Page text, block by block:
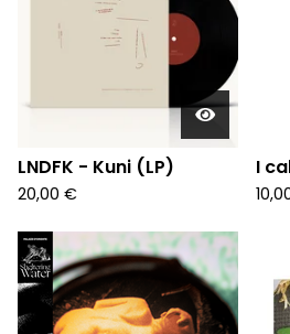
LNDFK - Kuni (LP)
20,00 €
I